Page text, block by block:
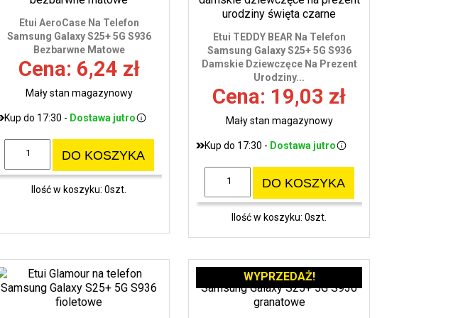
Etui AeroCase Na Telefon
Samsung Galaxy S25+ 5G S936
Bezbarwne Matowe
Cena: 6,24 zł
Mały stan magazynowy
Kup do 17:30 - Dostawa jutro
DO KOSZYKA
Ilość w koszyku: 0szt.
Etui TEDDY BEAR Na Telefon
Samsung Galaxy S25+ 5G S936
Damskie Dziewczęce Na Prezent
Urodziny...
Cena: 19,03 zł
Mały stan magazynowy
Kup do 17:30 - Dostawa jutro
DO KOSZYKA
Ilość w koszyku: 0szt.
WYPRZEDAŻ!